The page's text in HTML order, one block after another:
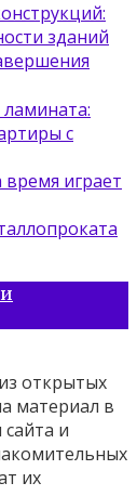
зданий
с
играет
открытых
материал в
и
их